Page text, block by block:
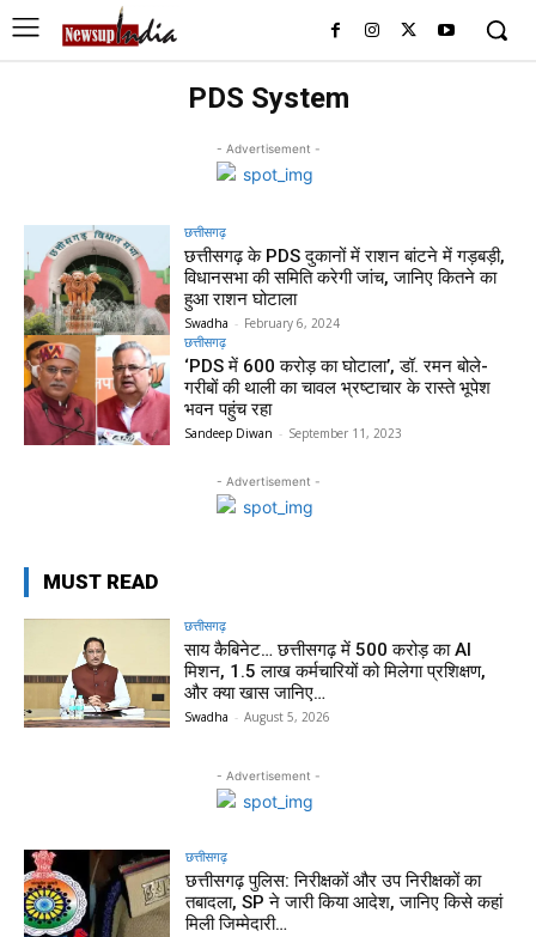
PDS System
- Advertisement -
छत्तीसगढ़
छत्तीसगढ़ के PDS दुकानों में राशन बांटने में गड़बड़ी,
विधानसभा की समिति करेगी जांच, जानिए कितने का
हुआ राशन घोटाला
Swadha - February 6, 2024
छत्तीसगढ़
‘PDS में 600 करोड़ का घोटाला’, डॉ. रमन बोले-
गरीबों की थाली का चावल भ्रष्टाचार के रास्ते भूपेश
भवन पहुंच रहा
Sandeep Diwan - September 11, 2023
- Advertisement -
MUST READ
छत्तीसगढ़
साय कैबिनेट… छत्तीसगढ़ में 500 करोड़ का AI
मिशन, 1.5 लाख कर्मचारियों को मिलेगा प्रशिक्षण,
और क्या खास जानिए…
Swadha - August 5, 2026
- Advertisement -
छत्तीसगढ़
छत्तीसगढ़ पुलिस: निरीक्षकों और उप निरीक्षकों का
तबादला, SP ने जारी किया आदेश, जानिए किसे कहां
मिली जिम्मेदारी…